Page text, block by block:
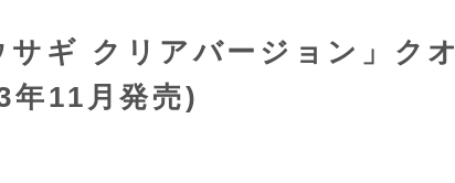
サギ クリアバージョン」クオ
年11月発売)